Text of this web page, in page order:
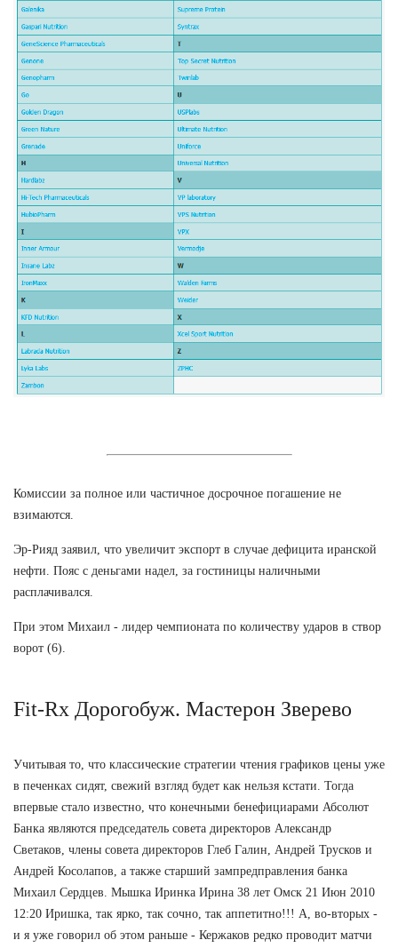
Комиссии за полное или частичное досрочное погашение не
взимаются.
Эр-Рияд заявил, что увеличит экспорт в случае дефицита иранской
нефти. Пояс с деньгами надел, за гостиницы наличными
расплачивался.
При этом Михаил - лидер чемпионата по количеству ударов в створ
ворот (6).
Fit-Rx Дорогобуж. Мастерон Зверево
Учитывая то, что классические стратегии чтения графиков цены уже
в печенках сидят, свежий взгляд будет как нельзя кстати. Тогда
впервые стало известно, что конечными бенефициарами Абсолют
Банка являются председатель совета директоров Александр
Светаков, члены совета директоров Глеб Галин, Андрей Трусков и
Андрей Косолапов, а также старший зампредправления банка
Михаил Сердцев. Мышка Иринка Ирина 38 лет Омск 21 Июн 2010
12:20 Иришка, так ярко, так сочно, так аппетитно!!! А, во-вторых -
и я уже говорил об этом раньше - Кержаков редко проводит матчи